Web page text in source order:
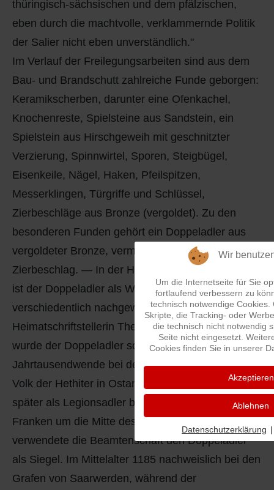
thüringisch-sächsischen und dem pfälzischen,
eben durch die machtvolle, verklammernde Politik
der Salier nicht eben unverständlich."
Im Verlauf der Freilegungsarbeiten sind aus dem
Bau- und Brandschutt zahlreiche Funde geborgen:
Keramikscherben, darunter eine Ofenkachel,
Knochenreste, Spielsteine aus Sandstein, ein
Spielstein aus Hirschgeweih mit geschnitzter
Verzierung, Spinnwirtel, Sporen, Steigbügel,
Eisenkeile, Nägel, Haken, Pfeilspitzen,
Messerklingen, Türgriffe und Schlüssel,
Zierbeschläge aus Bronze (vergoldet). Zu den
besonderen Funden gehört ein Doppeladler aus
vergoldeter Bronze, vermutlich auch ein
Zierbeschlag. — In der Heraldik und Siegelkunde
ist der Doppeladler als Wappentier und Siegel
verschiedentlich nachgewiesen. Wie die
Heimatschriftstellerin Thea Haupt berichtet hat,
wurde der Doppeladler schon vor der
Jahrtausendwende bei dem indogermanischen
Volk der Hethiter in Ostanatolien verwendet und
später als Legionsadler bekannt. Unter den
Franken um die Mitte des 7. Jahrhunderts
verwendete die Beamtenschaft den Doppeladler
als Siegel. Im Mittelalter 1185 nachweislich bei den
Grafen von Saarwerden, während der
Wir
Um die Internetseite für Sie
fortlaufend verbessern zu
technisch notwendige Cookies.
Skripte, die Tracking- oder
die technisch nicht notwendig
Seite nicht eingesetzt.
Cookies finden Sie in unserer
Akzeptieren
Ablehnen
Datenschutzerklärung |